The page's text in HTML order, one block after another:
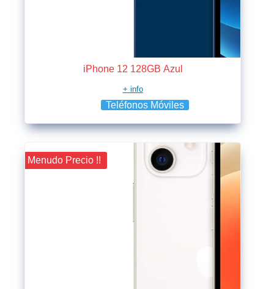
iPhone 12 128GB Azul
+ info
Teléfonos Móviles
¡¡ Menudo Precio !!